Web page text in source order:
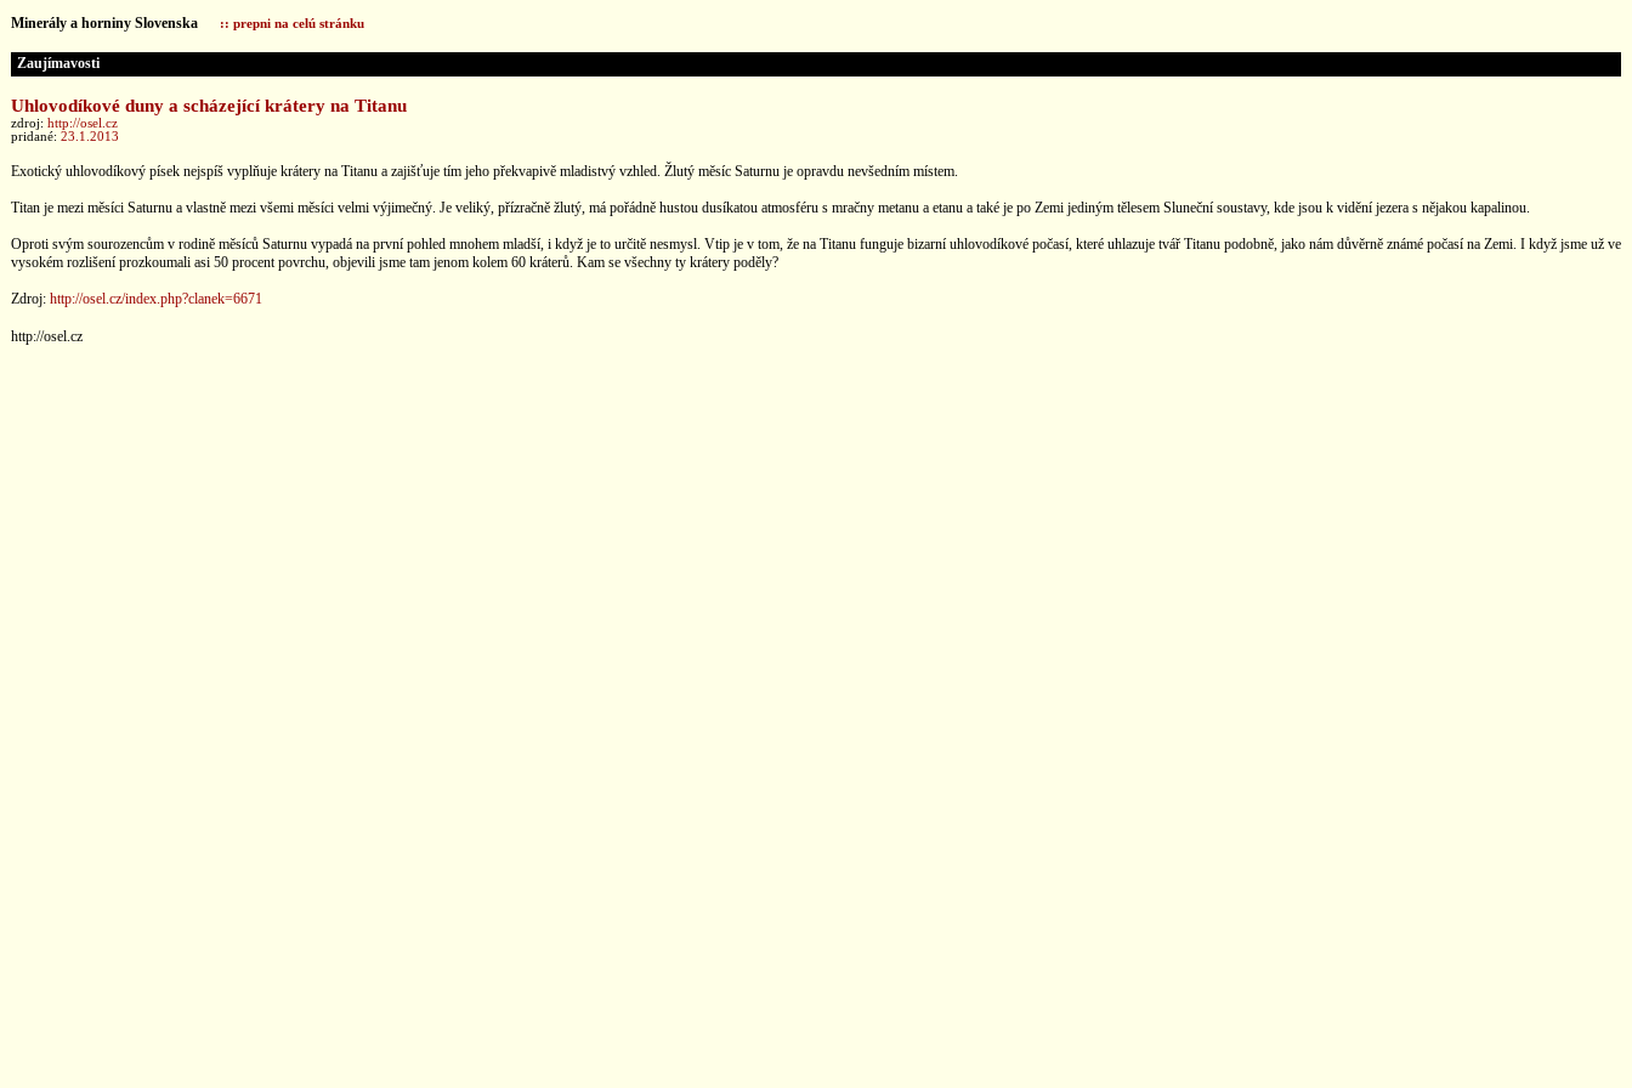
Minerály a horniny Slovenska :: prepni na celú stránku
Zaujímavosti
Uhlovodíkové duny a scházející krátery na Titanu
zdroj: http://osel.cz
pridané: 23.1.2013
Exotický uhlovodíkový písek nejspíš vyplňuje krátery na Titanu a zajišťuje tím jeho překvapivě mladistvý vzhled. Žlutý měsíc Saturnu je opravdu nevšedním místem.
Titan je mezi měsíci Saturnu a vlastně mezi všemi měsíci velmi výjimečný. Je veliký, přízračně žlutý, má pořádně hustou dusíkatou atmosféru s mračny metanu a etanu a také je po Zemi jediným tělesem Sluneční soustavy, kde jsou k vidění jezera s nějakou kapalinou.
Oproti svým sourozencům v rodině měsíců Saturnu vypadá na první pohled mnohem mladší, i když je to určitě nesmysl. Vtip je v tom, že na Titanu funguje bizarní uhlovodíkové počasí, které uhlazuje tvář Titanu podobně, jako nám důvěrně známé počasí na Zemi. I když jsme už ve
vysokém rozlišení prozkoumali asi 50 procent povrchu, objevili jsme tam jenom kolem 60 kráterů. Kam se všechny ty krátery poděly?
Zdroj: http://osel.cz/index.php?clanek=6671
http://osel.cz